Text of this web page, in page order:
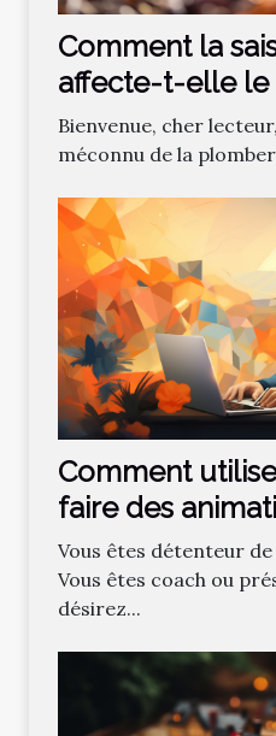
Comment la
affecte-t-elle
des
Bienvenue, cher
méconnu de la
Comment
faire des
Vous êtes détenteur
Vous êtes coach ou
désirez...